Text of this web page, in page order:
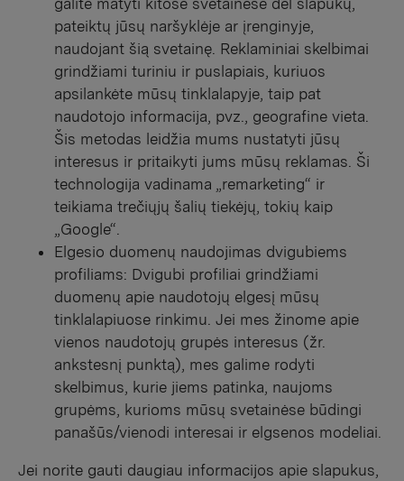
galite matyti kitose svetainėse dėl slapukų,
pateiktų jūsų naršyklėje ar įrenginyje,
naudojant šią svetainę. Reklaminiai skelbimai
grindžiami turiniu ir puslapiais, kuriuos
apsilankėte mūsų tinklalapyje, taip pat
naudotojo informacija, pvz., geografine vieta.
Šis metodas leidžia mums nustatyti jūsų
interesus ir pritaikyti jums mūsų reklamas. Ši
technologija vadinama „remarketing“ ir
teikiama trečiųjų šalių tiekėjų, tokių kaip
„Google“.
Elgesio duomenų naudojimas dvigubiems
profiliams: Dvigubi profiliai grindžiami
duomenų apie naudotojų elgesį mūsų
tinklalapiuose rinkimu. Jei mes žinome apie
vienos naudotojų grupės interesus (žr.
ankstesnį punktą), mes galime rodyti
skelbimus, kurie jiems patinka, naujoms
grupėms, kurioms mūsų svetainėse būdingi
panašūs/vienodi interesai ir elgsenos modeliai.
Jei norite gauti daugiau informacijos apie slapukus,